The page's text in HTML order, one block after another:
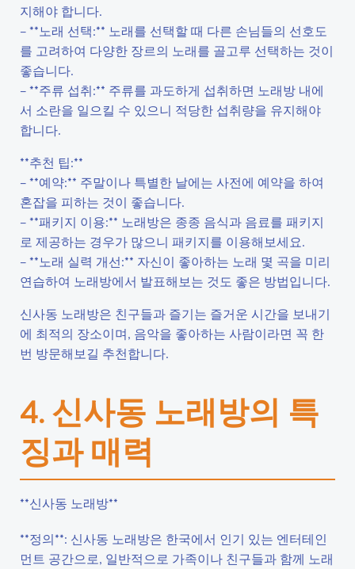
지해야 합니다.
– **노래 선택:** 노래를 선택할 때 다른 손님들의 선호도
를 고려하여 다양한 장르의 노래를 골고루 선택하는 것이
좋습니다.
– **주류 섭취:** 주류를 과도하게 섭취하면 노래방 내에
서 소란을 일으킬 수 있으니 적당한 섭취량을 유지해야
합니다.
**추천 팁:**
– **예약:** 주말이나 특별한 날에는 사전에 예약을 하여
혼잡을 피하는 것이 좋습니다.
– **패키지 이용:** 노래방은 종종 음식과 음료를 패키지
로 제공하는 경우가 많으니 패키지를 이용해보세요.
– **노래 실력 개선:** 자신이 좋아하는 노래 몇 곡을 미리
연습하여 노래방에서 발표해보는 것도 좋은 방법입니다.
신사동 노래방은 친구들과 즐기는 즐거운 시간을 보내기
에 최적의 장소이며, 음악을 좋아하는 사람이라면 꼭 한
번 방문해보길 추천합니다.
4. 신사동 노래방의 특
징과 매력
**신사동 노래방**
**정의**: 신사동 노래방은 한국에서 인기 있는 엔터테인
먼트 공간으로, 일반적으로 가족이나 친구들과 함께 노래